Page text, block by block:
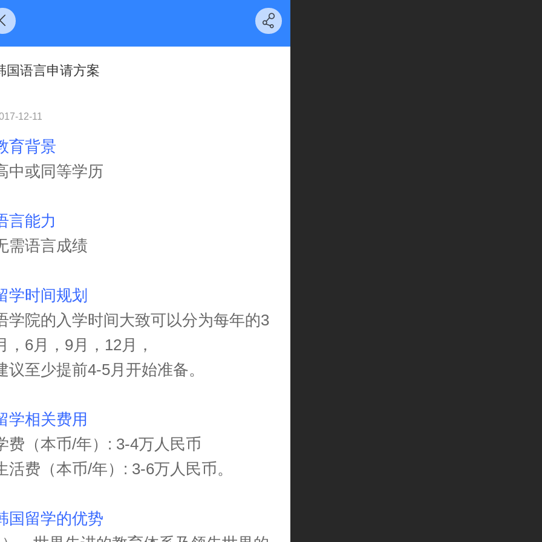
国语言申请方案
12-11
育背景
中或同等学历
言能力
需语言成绩
学时间规划
学院的入学时间大致可以分为每年的3
，6月，9月，12月，
议至少提前4-5月开始准备。
学相关费用
费（本币/年）: 3-4万人民币
活费（本币/年）: 3-6万人民币。
国留学的优势